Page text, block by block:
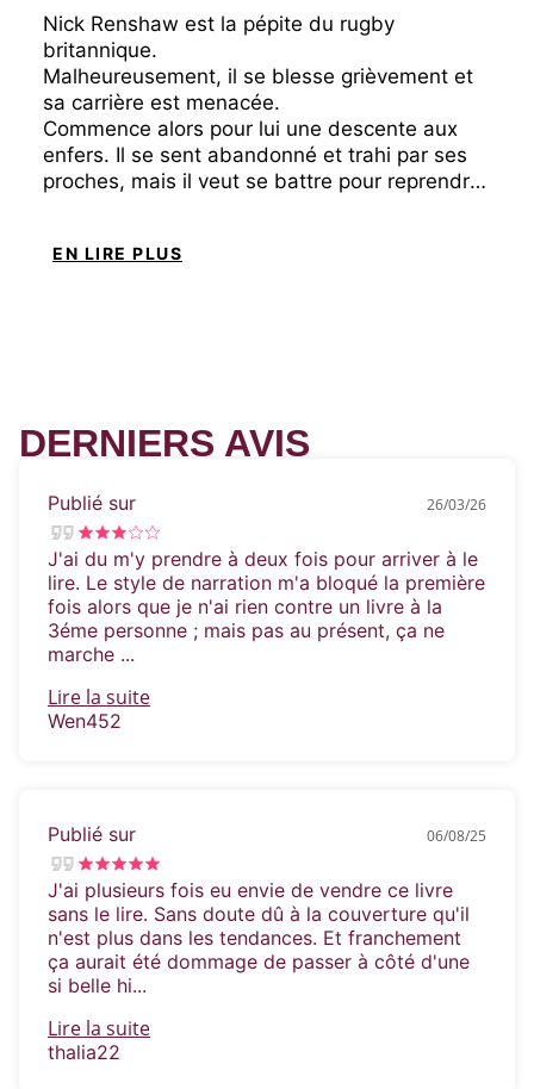
Nick Renshaw est la pépite du rugby
britannique.
Malheureusement, il se blesse grièvement et
sa carrière est menacée.
Commence alors pour lui une descente aux
enfers. Il se sent abandonné et trahi par ses
proches, mais il veut se battre pour reprendre
Le Dr Anna Scott est la seule personne qui
Brisée et trahie, la lutte pour survivre semble
Quant à Nick, retrouvera-t-il le chemin des
terrains ?
Qui cédera, qui se relèvera... qui restera
invaincu ?
EN LIRE PLUS
DERNIERS AVIS
Publié sur 26/03/26
J'ai du m'y prendre à deux fois pour arriver à le
lire. Le style de narration m'a bloqué la première
fois alors que je n'ai rien contre un livre à la
3éme personne ; mais pas au présent, ça ne
marche ...
Lire la suite
Wen452
Publié sur 06/08/25
J'ai plusieurs fois eu envie de vendre ce livre
sans le lire. Sans doute dû à la couverture qu'il
n'est plus dans les tendances. Et franchement
ça aurait été dommage de passer à côté d'une
si belle hi...
Lire la suite
thalia22